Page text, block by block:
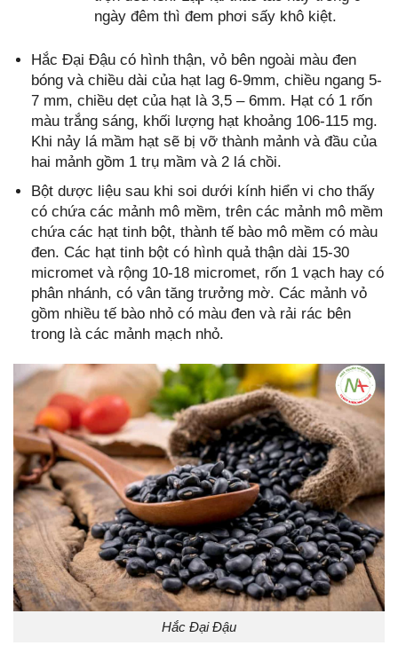
ngày đêm thì đem phơi sấy khô kiệt.
Hắc Đại Đậu có hình thận, vỏ bên ngoài màu đen
bóng và chiều dài của hạt lag 6-9mm, chiều ngang 5-
7 mm, chiều dẹt của hạt là 3,5 – 6mm. Hạt có 1 rốn
màu trắng sáng, khối lượng hạt khoảng 106-115 mg.
Khi nảy lá mầm hạt sẽ bị vỡ thành mảnh và đầu của
hai mảnh gồm 1 trụ mầm và 2 lá chồi.
Bột dược liệu sau khi soi dưới kính hiển vi cho thấy
có chứa các mảnh mô mềm, trên các mảnh mô mềm
chứa các hạt tinh bột, thành tế bào mô mềm có màu
đen. Các hạt tinh bột có hình quả thận dài 15-30
micromet và rộng 10-18 micromet, rốn 1 vạch hay có
phân nhánh, có vân tăng trưởng mờ. Các mảnh vỏ
gồm nhiều tế bào nhỏ có màu đen và rải rác bên
trong là các mảnh mạch nhỏ.
Hắc Đại Đậu